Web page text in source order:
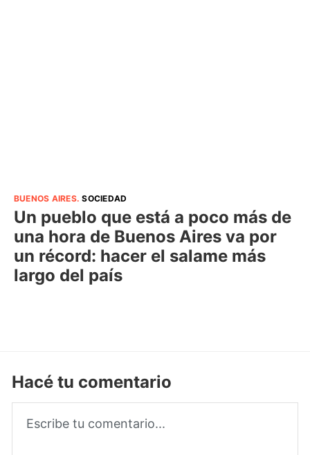
BUENOS AIRES.SOCIEDAD
Un pueblo que está a poco más de
una hora de Buenos Aires va por
un récord: hacer el salame más
largo del país
Hacé tu comentario